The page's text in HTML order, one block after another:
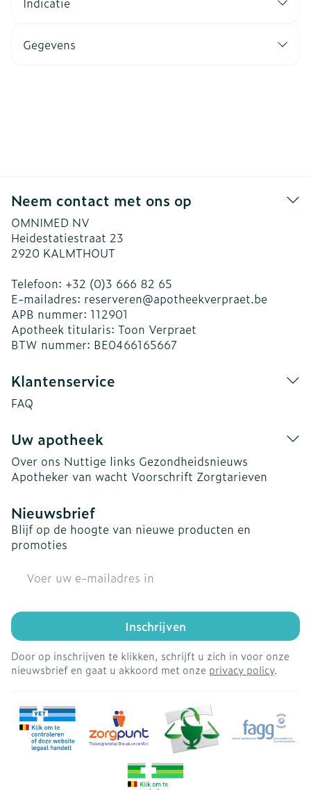
Gegevens
Neem contact met ons op
OMNIMED NV
Heidestatiestraat 23
2920 KALMTHOUT
Telefoon: +32 (0)3 666 82 65
E-mailadres: reserveren@apotheekverpraet.be
APB nummer: 112901
Apotheek titularis: Toon Verpraet
BTW nummer: BE0466165667
Klantenservice
FAQ
Uw apotheek
Over ons Nuttige links Gezondheidsnieuws
Apotheker van wacht Voorschrift Zorgtarieven
Nieuwsbrief
Blijf op de hoogte van nieuwe producten en
promoties
Inschrijven
Door op inschrijven te klikken, schrijft u zich in voor onze
nieuwsbrief en gaat u akkoord met onze privacy policy.